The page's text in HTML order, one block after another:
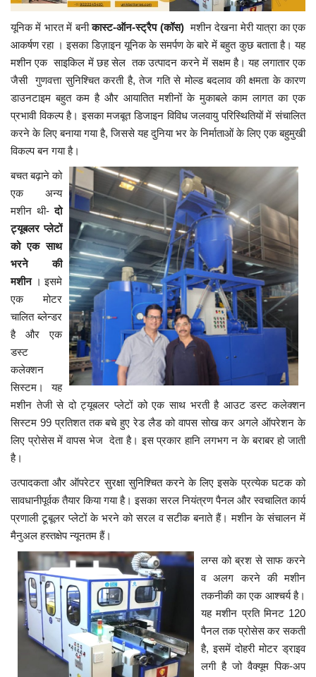
यूनिक में भारत में बनीकास्ट-ऑन-स्ट्रैप (कॉस) मशीन देखना मेरी यात्रा का एक
आकर्षण रहा । इसका डिज़ाइन यूनिक के समर्पण के बारे में बहुत कुछ बताता है। यह
मशीन एक साइकिल में छह सेल तक उत्पादन करने में सक्षम है। यह लगातार एक
जैसी गुणवत्ता सुनिश्चित करती है,तेज गति से मोल्ड बदलाव की क्षमता के कारण
डाउनटाइम बहुत कम है और आयातित मशीनों के मुकाबले काम लागत का एक
प्रभावी विकल्प है। इसका मजबूत डिजाइन विविध जलवायु परिस्थितियों में संचालित
करने के लिए बनाया गया है,जिससे यह दुनिया भर के निर्माताओं के लिए एक बहुमुखी
विकल्प बन गया है।
बचत बढ़ाने को
एक अन्य
मशीन थी-दो
ट्यूबलर प्लेटों
को एक साथ
भरने की
मशीन। इसमे
एक मोटर
चालित ब्लेन्डर
है और एक
डस्ट
कलेक्शन
सिस्टम। यह
मशीन तेजी से दो ट्यूबलर प्लेटों को एक साथ भरती है आउट डस्ट कलेक्शन
सिस्टम 99 प्रतिशत तक बचे हुए रेड लैड को वापस सोख कर अगले ऑपरेशन के
लिए प्रोसेस में वापस भेज देता है। इस प्रकार हानि लगभग न के बराबर हो जाती
है।
उत्पादकता और ऑपरेटर सुरक्षा सुनिश्चित करने के लिए इसके प्रत्येक घटक को
सावधानीपूर्वक तैयार किया गया है। इसका सरल नियंत्रण पैनल और स्वचालित कार्य
प्रणाली टूबूलर प्लेटों के भरने को सरल व सटीक बनाते हैं। मशीन के संचालन में
मैनुअल हस्तक्षेप न्यूनतम हैं।
लग्स को ब्रश से साफ करने
व अलग करने की मशीन
तकनीकी का एक आश्चर्य है।
यह मशीन प्रति मिनट 120
पैनल तक प्रोसेस कर सकती
है, इसमें दोहरी मोटर ड्राइव
लगी है जो वैक्यूम पिक-अप